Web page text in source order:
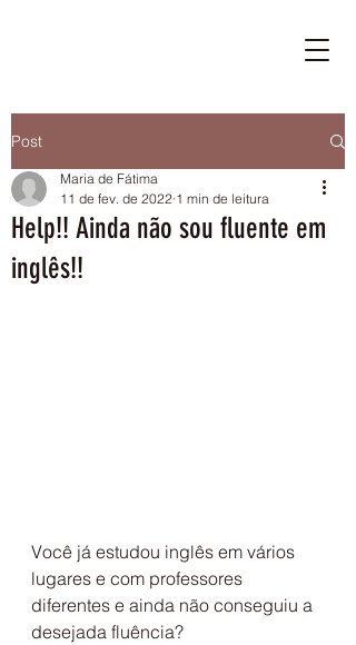
Post
Help!! Ainda não sou fluente em
inglês!!
Maria de Fátima
11 de fev. de 2022 1 min de leitura
Você já estudou inglês em vários
lugares e com professores
diferentes e ainda não conseguiu a
desejada fluência?